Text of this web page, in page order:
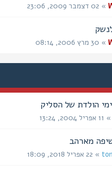
» 02 דצמבר 2009, 23:06
» 30 מרץ 2006, 08:14
הולדת של הסליק
» 11 אפריל 2004, 13:24
מארהב
» 22 אפריל 2018, 18:09